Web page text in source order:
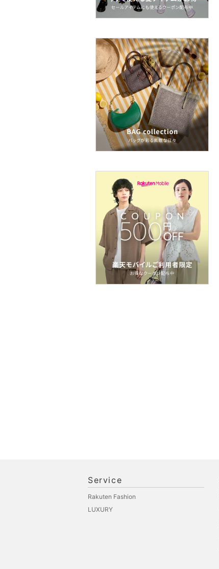
ネイル
ボディケア・オーラルケ
ア
ヘアケア
フレグランス
メイク道具・美容器具
コフレ・キット・セット
食器・調理器具・キッチ
ン用品
インテリア・生活雑貨
スマホグッズ・オーディ
オ機器
スポーツ・アウトドア用
クリア 絞り込み
Service
Rakuten Fashion
LUXURY